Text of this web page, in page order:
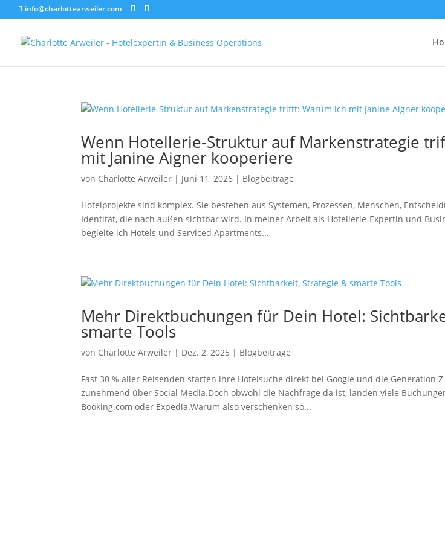
info@charlottearweiler.com
Wenn Hotellerie‑Struktur auf Markenstrategie
mit Janine Aigner kooperiere
von Charlotte Arweiler | Juni 11, 2026 | Blogbeiträge
Hotelprojekte sind komplex. Sie bestehen aus Systemen, Prozessen, Menschen,
Identität, die nach außen sichtbar wird. In meiner Arbeit als Hotellerie‑Expertin und
begleite ich Hotels und Serviced Apartments...
Mehr Direktbuchungen für Dein Hotel:
smarte Tools
von Charlotte Arweiler | Dez. 2, 2025 | Blogbeiträge
Fast 30 % aller Reisenden starten ihre Hotelsuche direkt bei Google und die Generation
zunehmend über Social Media.Doch obwohl die Nachfrage da ist, landen viele
Booking.com oder Expedia.Warum also verschenken so...